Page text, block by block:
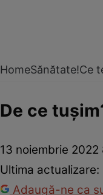
HomeSănătate!Ce
De ce
13 noiembrie 2022
Ultima actualizare:
Adaugă-ne ca